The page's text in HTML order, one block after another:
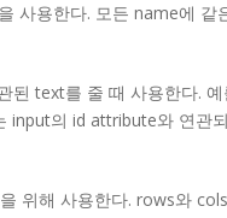
사용한다. 모든 name에
text를 줄 때 사용한다. 예
input의 id attribute와 연관
위해 사용한다. rows와